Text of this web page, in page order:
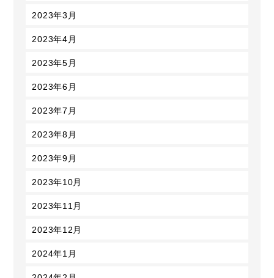
2023年3月
2023年4月
2023年5月
2023年6月
2023年7月
2023年8月
2023年9月
2023年10月
2023年11月
2023年12月
2024年1月